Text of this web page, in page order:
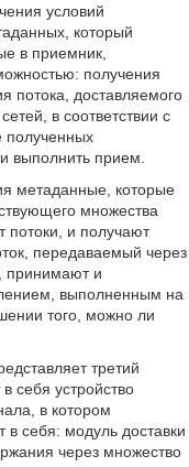
условий
который
в приемник,
получения
потока, доставляемого
в соответствии с
выполнить прием.
метаданные, которые
множества
потоки, и получают
передаваемый через
принимают и
выполненным на
того, можно ли
третий
себя устройство
в котором
в себя: модуль доставки
через множество